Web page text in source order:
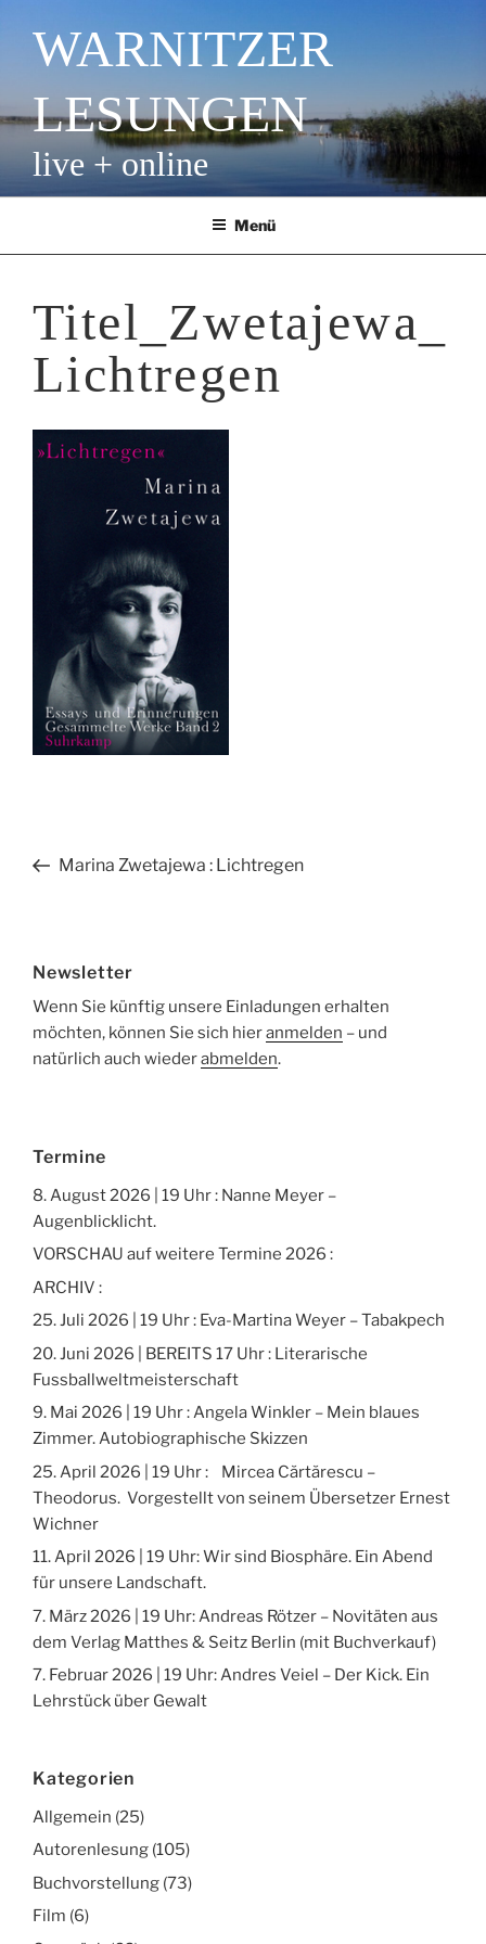
Inhalt
springenWARNITZER
LESUNGEN
live + online
Menü
Titel_Zwetajewa_
Lichtregen
Beitragsnavigation
Vorheriger
Marina Zwetajewa : Lichtregen
Newsletter
Wenn Sie künftig unsere Einladungen erhalten
möchten, können Sie sich hieranmelden – und
natürlich auch wiederabmelden.
Termine
8. August 2026 | 19 Uhr : Nanne Meyer –
Augenblicklicht.
VORSCHAU auf weitere Termine 2026 :
ARCHIV :
25. Juli 2026 | 19 Uhr : Eva-Martina Weyer – Tabakpech
20. Juni 2026 | BEREITS 17 Uhr : Literarische
Fussballweltmeisterschaft
9. Mai 2026 | 19 Uhr : Angela Winkler – Mein blaues
Zimmer. Autobiographische Skizzen
25. April 2026 | 19 Uhr : Mircea Cărtărescu –
Theodorus. Vorgestellt von seinem Übersetzer Ernest
Wichner
11. April 2026 | 19 Uhr: Wir sind Biosphäre. Ein Abend
für unsere Landschaft.
7. März 2026 | 19 Uhr: Andreas Rötzer – Novitäten aus
dem Verlag Matthes & Seitz Berlin (mit Buchverkauf)
7. Februar 2026 | 19 Uhr: Andres Veiel – Der Kick. Ein
Lehrstück über Gewalt
Kategorien
Allgemein (25)
Autorenlesung (105)
Buchvorstellung (73)
Film (6)